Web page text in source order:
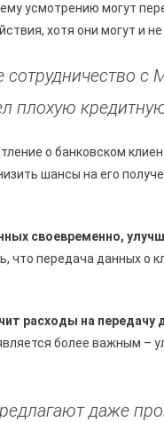
усмотрению могут
хотя они могут и
сотрудничество
плохую
о банковском
шансы на его
своевременно,
что передача данных о
расходы на передачу
более важным
даже